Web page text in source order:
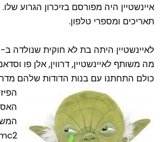
איינשטיין היה מפורסם בזיכרון הגרוע
תאריכים ומספרי טלפון.
לאיינשטיין היתה בת לא חוקית שנולדה ב- 1902.
מה משותף לאיינשטיין, דרווין, אלן פו
כולם התחתנו עם בנות הדודות שלהם